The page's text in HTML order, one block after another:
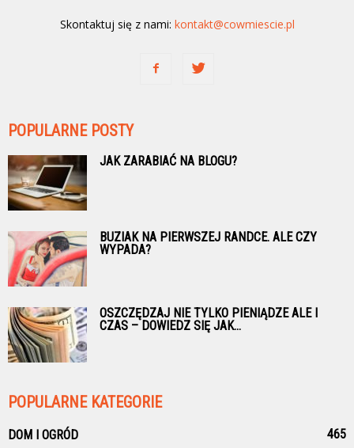
Skontaktuj się z nami: kontakt@cowmiescie.pl
POPULARNE POSTY
JAK ZARABIAĆ NA BLOGU?
BUZIAK NA PIERWSZEJ RANDCE. ALE CZY
WYPADA?
OSZCZĘDZAJ NIE TYLKO PIENIĄDZE ALE I
CZAS – DOWIEDZ SIĘ JAK...
POPULARNE KATEGORIE
DOM I OGRÓD 465